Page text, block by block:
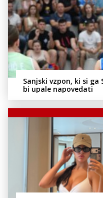
Sanjski vzpon, ki si ga
bi upale napovedati